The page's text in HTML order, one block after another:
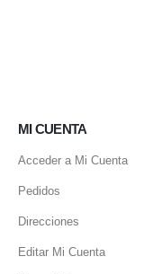
MI CUENTA
Acceder a Mi Cuenta
Pedidos
Direcciones
Editar Mi Cuenta